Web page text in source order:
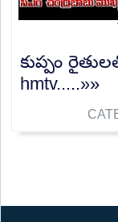
కుప్పం
hmtv.....»»